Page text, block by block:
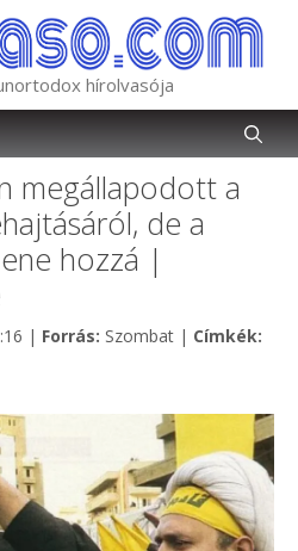
hírolvasója
megállapodott a
de a
hozzá |
| Forrás: Kategória
Szombat | Címkék: